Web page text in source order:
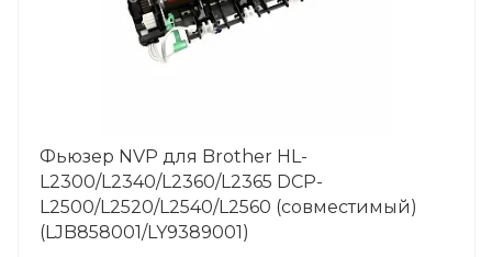
Фьюзер NVP для Brother HL-
L2300/L2340/L2360/L2365 DCP-
L2500/L2520/L2540/L2560 (совместимый)
(LJB858001/LY9389001)